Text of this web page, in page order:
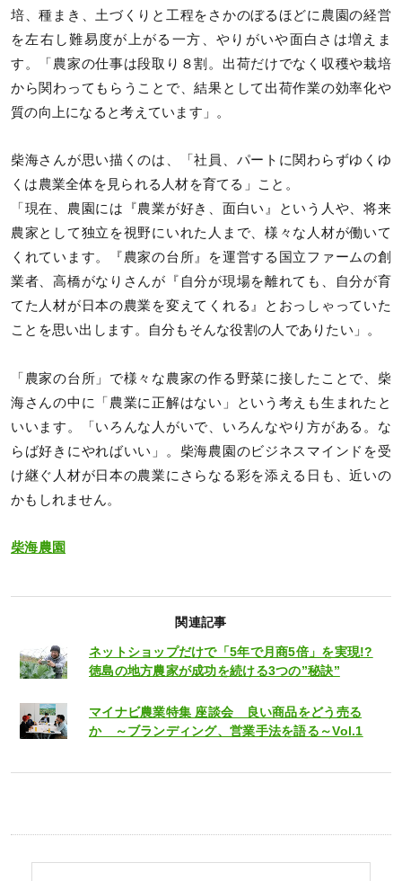
培、種まき、土づくりと工程をさかのぼるほどに農園の経営
を左右し難易度が上がる一方、やりがいや面白さは増えま
す。「農家の仕事は段取り８割。出荷だけでなく収穫や栽培
から関わってもらうことで、結果として出荷作業の効率化や
質の向上になると考えています」。
柴海さんが思い描くのは、「社員、パートに関わらずゆくゆ
くは農業全体を見られる人材を育てる」こと。
「現在、農園には『農業が好き、面白い』という人や、将来
農家として独立を視野にいれた人まで、様々な人材が働いて
くれています。『農家の台所』を運営する国立ファームの創
業者、高橋がなりさんが『自分が現場を離れても、自分が育
てた人材が日本の農業を変えてくれる』とおっしゃっていた
ことを思い出します。自分もそんな役割の人でありたい」。
「農家の台所」で様々な農家の作る野菜に接したことで、柴
海さんの中に「農業に正解はない」という考えも生まれたと
いいます。「いろんな人がいで、いろんなやり方がある。な
らば好きにやればいい」。柴海農園のビジネスマインドを受
け継ぐ人材が日本の農業にさらなる彩を添える日も、近いの
かもしれません。
柴海農園
関連記事
ネットショップだけで「5年で月商5倍」を実現!?
徳島の地方農家が成功を続ける3つの”秘訣”
マイナビ農業特集 座談会 良い商品をどう売る
か ～ブランディング、営業手法を語る～Vol.1